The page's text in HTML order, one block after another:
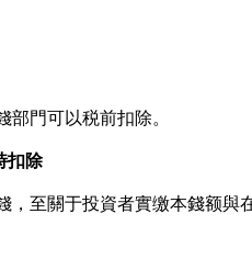
門可以税前扣除。
扣除
至關于投資者實缴本錢额